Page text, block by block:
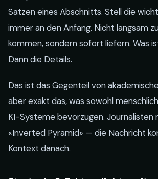
Sätzen eines Abschnitts. Stell die
immer an den Anfang. Nicht langsam
kommen, sondern sofort liefern. Was
Dann die Details.
Das ist das Gegenteil von
aber exakt das, was sowohl
KI-Systeme bevorzugen. Journalisten
«Inverted Pyramid» — die Nachricht
Kontext danach.